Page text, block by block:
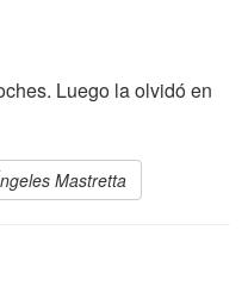
Luego la olvidó en
Mastretta